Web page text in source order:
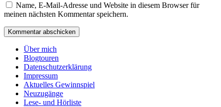
Name, E-Mail-Adresse und Website in diesem Browser für
meinen nächsten Kommentar speichern.
Über mich
Blogtouren
Datenschutzerklärung
Impressum
Aktuelles Gewinnspiel
Neuzugänge
Lese- und Hörliste